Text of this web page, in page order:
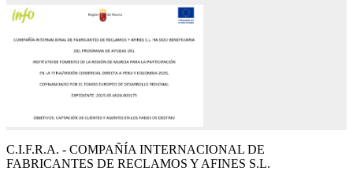
C.I.F.R.A. - COMPAÑÍA INTERNACIONAL DE
FABRICANTES DE RECLAMOS Y AFINES S.L.